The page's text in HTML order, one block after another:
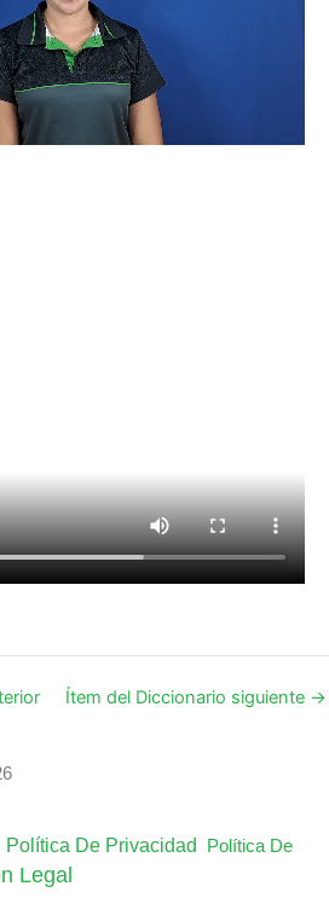
Ítem del Diccionario siguiente →
Política De Privacidad
Política De
Legal